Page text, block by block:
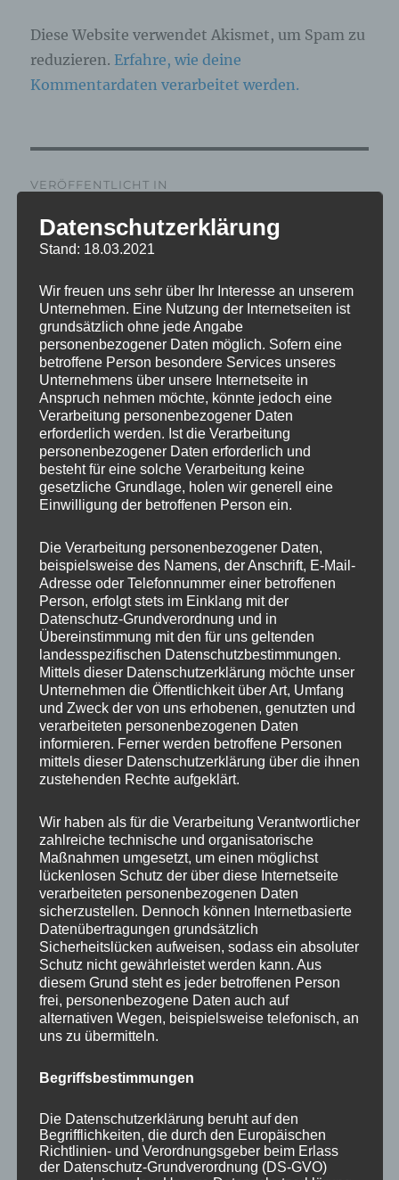
Diese Website verwendet Akismet, um Spam zu
reduzieren. Erfahre, wie deine
Kommentardaten verarbeitet werden.
VERÖFFENTLICHT IN
IMG_5532_mL
MP Mario Porten
Beratung
Training
Coaching
Impulsvorträge
NEWS ABONNIEREN?
Your email:
KATEGORIEN
Aktuelles vom MP
Allgemein
Impulse zur persönlichen Reflexion
Naturfoto-Blog
Datenschutzerklärung
Stand: 18.03.2021
Wir freuen uns sehr über Ihr Interesse an unserem
Unternehmen. Eine Nutzung der Internetseiten ist
grundsätzlich ohne jede Angabe
personenbezogener Daten möglich. Sofern eine
betroffene Person besondere Services unseres
Unternehmens über unsere Internetseite in
Anspruch nehmen möchte, könnte jedoch eine
Verarbeitung personenbezogener Daten
erforderlich werden. Ist die Verarbeitung
personenbezogener Daten erforderlich und
besteht für eine solche Verarbeitung keine
gesetzliche Grundlage, holen wir generell eine
Einwilligung der betroffenen Person ein.
Die Verarbeitung personenbezogener Daten,
beispielsweise des Namens, der Anschrift, E-Mail-
Adresse oder Telefonnummer einer betroffenen
Person, erfolgt stets im Einklang mit der
Datenschutz-Grundverordnung und in
Übereinstimmung mit den für uns geltenden
landesspezifischen Datenschutzbestimmungen.
Mittels dieser Datenschutzerklärung möchte unser
Unternehmen die Öffentlichkeit über Art, Umfang
und Zweck der von uns erhobenen, genutzten und
verarbeiteten personenbezogenen Daten
informieren. Ferner werden betroffene Personen
mittels dieser Datenschutzerklärung über die ihnen
zustehenden Rechte aufgeklärt.
Wir haben als für die Verarbeitung Verantwortlicher
zahlreiche technische und organisatorische
Maßnahmen umgesetzt, um einen möglichst
lückenlosen Schutz der über diese Internetseite
verarbeiteten personenbezogenen Daten
sicherzustellen. Dennoch können Internetbasierte
Datenübertragungen grundsätzlich
Sicherheitslücken aufweisen, sodass ein absoluter
Schutz nicht gewährleistet werden kann. Aus
diesem Grund steht es jeder betroffenen Person
frei, personenbezogene Daten auch auf
alternativen Wegen, beispielsweise telefonisch, an
uns zu übermitteln.
Begriffsbestimmungen
Die Datenschutzerklärung beruht auf den
Begrifflichkeiten, die durch den Europäischen
Richtlinien- und Verordnungsgeber beim Erlass
der Datenschutz-Grundverordnung (DS-GVO)